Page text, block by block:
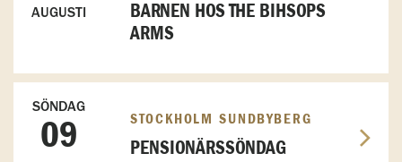
AUGUSTI
BARNEN HOS THE BIHSOPS
ARMS
SÖNDAG
09 STOCKHOLM SUNDBYBERG
PENSIONÄRSSÖNDAG